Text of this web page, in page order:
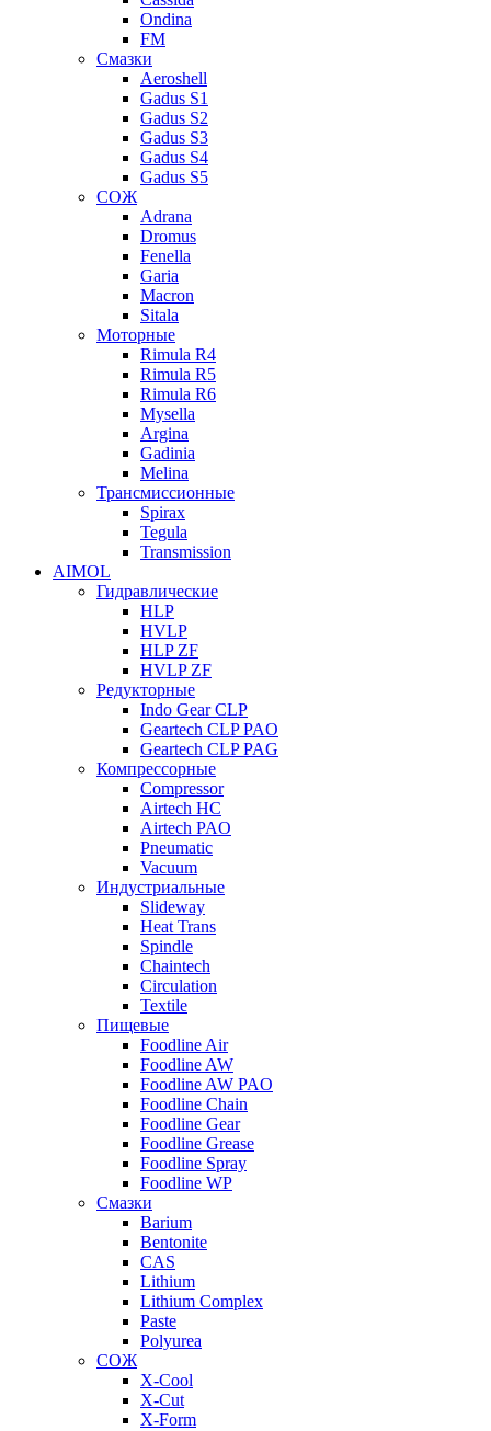
Ondina
FM
Смазки
Aeroshell
Gadus S1
Gadus S2
Gadus S3
Gadus S4
Gadus S5
СОЖ
Adrana
Dromus
Fenella
Garia
Macron
Sitala
Моторные
Rimula R4
Rimula R5
Rimula R6
Mysella
Argina
Gadinia
Melina
Трансмиссионные
Spirax
Tegula
Transmission
AIMOL
Гидравлические
HLP
HVLP
HLP ZF
HVLP ZF
Редукторные
Indo Gear CLP
Geartech CLP PAO
Geartech CLP PAG
Компрессорные
Compressor
Airtech HC
Airtech PAO
Pneumatic
Vacuum
Индустриальные
Slideway
Heat Trans
Spindle
Chaintech
Circulation
Textile
Пищевые
Foodline Air
Foodline AW
Foodline AW PAO
Foodline Chain
Foodline Gear
Foodline Grease
Foodline Spray
Foodline WP
Смазки
Barium
Bentonite
CAS
Lithium
Lithium Complex
Paste
Polyurea
СОЖ
X-Cool
X-Cut
X-Form